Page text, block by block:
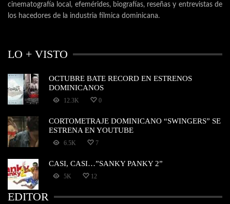
cinematografía local, efemérides, biografías, reseñas y entrevistas de
los hacedores de la industria fílmica dominicana.
LO + VISTO
OCTUBRE BATE RECORD EN ESTRENOS
DOMINICANOS
12.3K 0
CORTOMETRAJE DOMINICANO “SWINGERS” SE
ESTRENA EN YOUTUBE
6.5K 7
CASI, CASI…”SANKY PANKY 2”
5K 12
EDITOR